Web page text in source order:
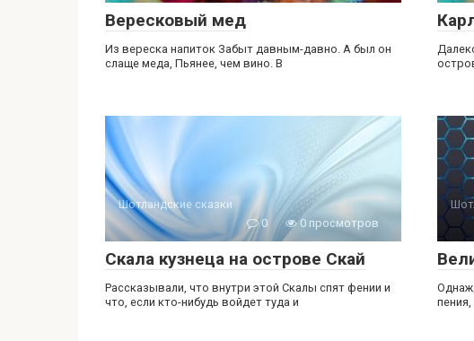
Вересковый мед
Из вереска напиток Забыт давным-давно. А был он
слаще меда, Пьянее, чем вино. В
Шотландские сказки
0
0 просмотров
Скала кузнеца на острове Скай
Рассказывали, что внутри этой Скалы спят фении и
что, если кто-нибудь войдет туда и